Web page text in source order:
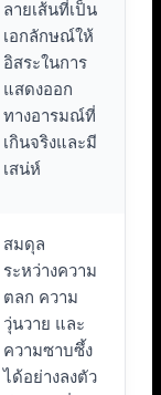
ลายเส้นที่เป็น
เอกลักษณ์ให้
อิสระในการ
แสดงออก
ทางอารมณ์ที่
เกินจริงและมี
เสน่ห์
สมดุล
ระหว่างความ
ตลก ความ
วุ่นวาย และ
ความซาบซึ้ง
ได้อย่างลงตัว